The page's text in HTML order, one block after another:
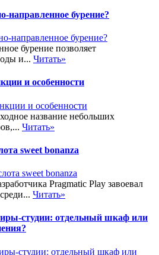
направленное бурение?
бурение позволяет
и... Читать»
и особенности
название небольших
Читать»
sweet bonanza
Pragmatic Play завоевал
Читать»
студии: отдельный шкаф или